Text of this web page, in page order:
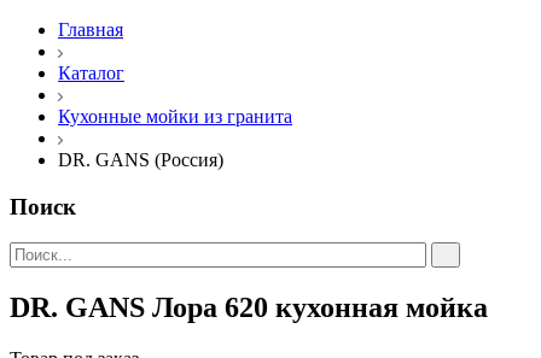
Главная
Каталог
Кухонные мойки из гранита
DR. GANS (Россия)
Поиск
DR. GANS Лора 620 кухонная мойка